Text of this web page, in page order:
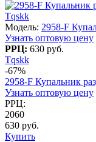
Tqskk
Модель: 2958-F
Узнать оптовую цену
РРЦ: 630 руб.
Tqskk
-67%
2958-F Купальник
Узнать оптовую цену
РРЦ:
2060
630 руб.
Купить